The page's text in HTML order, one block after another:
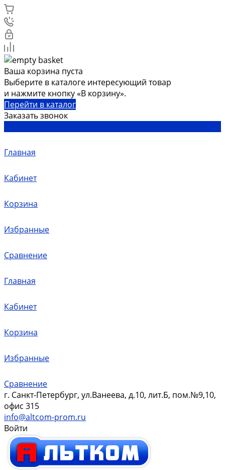
Ваша корзина пуста
Выберите в каталоге интересующий товар
и нажмите кнопку «В корзину».
Перейти в каталог
Заказать звонок
Главная
Кабинет
Корзина
Избранные
Сравнение
Главная
Кабинет
Корзина
Избранные
Сравнение
г. Санкт-Петербург, ул.Ванеева, д.10, лит.Б, пом.№9,10,
офис 315
info@altcom-prom.ru
Войти